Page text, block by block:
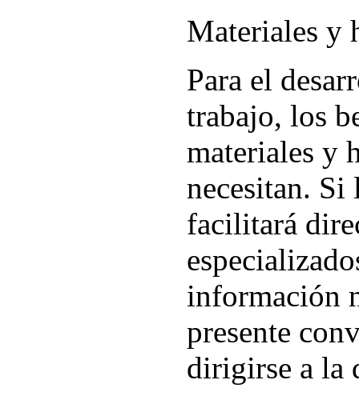
Materiales y
Para el
trabajo, los
materiales y
necesitan. Si
facilitará
información
presente
dirigirse a la